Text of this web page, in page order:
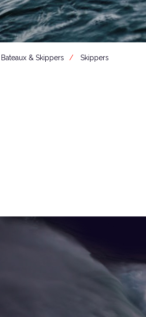
Bateaux & Skippers Skippers